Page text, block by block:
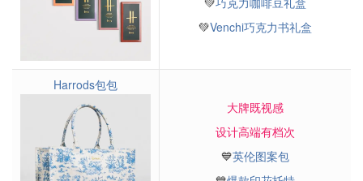
💚Venchi巧克力书礼盒
Harrods包包
大牌既视感
设计高端有档次
💙英伦图案包